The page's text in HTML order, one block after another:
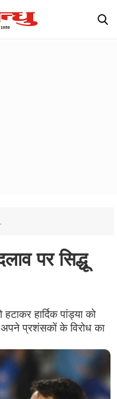
पर सिद्धू
हार्दिक पांड्या को
अपने प्रशंसकों के विरोध का